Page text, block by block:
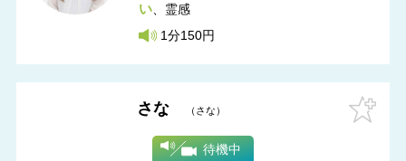
い
霊感
1分150円
さな さな
待機中